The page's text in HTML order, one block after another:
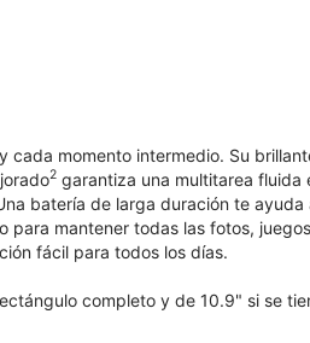
cada momento intermedio. Su
2 garantiza una multitarea fluida
batería de larga duración te ayuda
para mantener todas las fotos,
fácil para todos los días.
completo y de 10.9" si se